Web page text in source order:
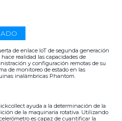
de enlace IoT de segunda generación
hace realidad las capacidades de
y configuración remotas de su
de monitoreo de estado en las
inalámbricas Phantom.
ayuda a la determinación de la
de la maquinaria rotativa. Utilizando
es capaz de cuantificar la